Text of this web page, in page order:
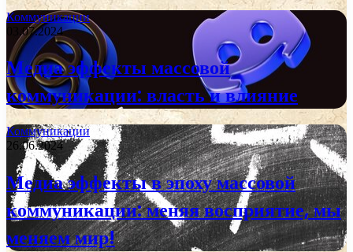
Коммуникации
03.07.2024
Медиа эффекты массовой
коммуникации: власть и влияние
Коммуникации
26.06.2024
Медиа эффекты в эпоху массовой
коммуникации: меняя восприятие, мы
меняем мир!